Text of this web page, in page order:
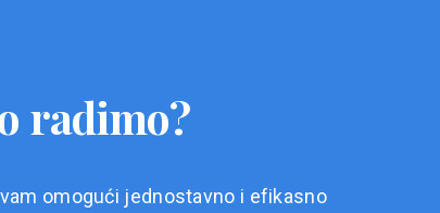
radimo?
omogući jednostavno i efikasno